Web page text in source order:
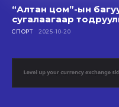
“Алтан цом”-ын
сугалаагаар
СПОРТ 2025-10-20